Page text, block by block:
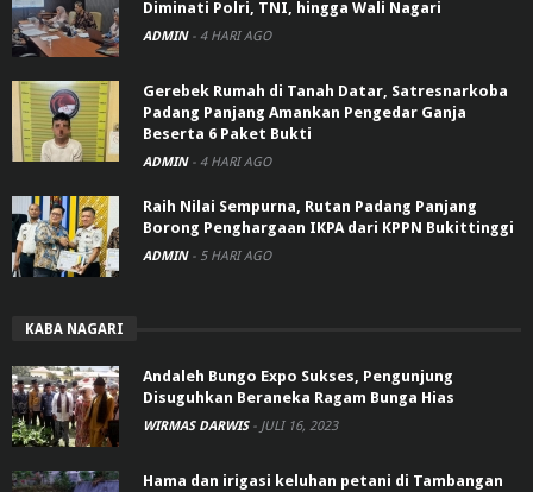
Diminati Polri, TNI, hingga Wali Nagari
ADMIN - 4 HARI AGO
Gerebek Rumah di Tanah Datar, Satresnarkoba
Padang Panjang Amankan Pengedar Ganja
Beserta 6 Paket Bukti
ADMIN - 4 HARI AGO
Raih Nilai Sempurna, Rutan Padang Panjang
Borong Penghargaan IKPA dari KPPN Bukittinggi
ADMIN - 5 HARI AGO
KABA NAGARI
Andaleh Bungo Expo Sukses, Pengunjung
Disuguhkan Beraneka Ragam Bunga Hias
WIRMAS DARWIS - JULI 16, 2023
Hama dan irigasi keluhan petani di Tambangan